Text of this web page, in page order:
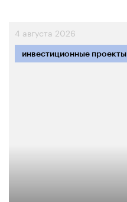
4 августа 2026
инвестиционные проекты